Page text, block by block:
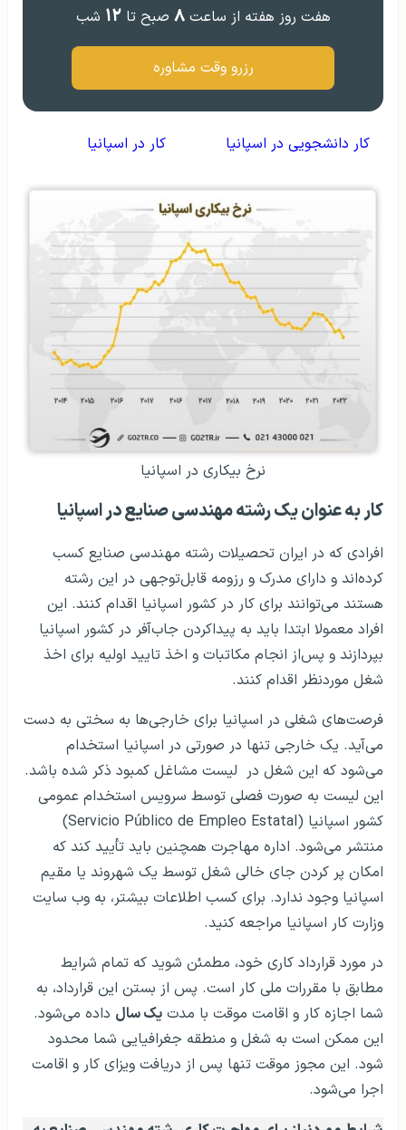
هفت روز هفته از ساعت۸ صبح تا۱۲ شب
رزرو وقت مشاوره
کار دانشجویی در اسپانیا کار در اسپانیا
نرخ بیکاری در اسپانیا
کار به عنوان یک رشته مهندسی صنایع در اسپانیا
افرادی که در ایران تحصیلات رشته مهندسی صنایع کسب
کرده‌اند و دارای مدرک و رزومه قابل‌توجهی در این رشته
هستند می‌توانند برای کار در کشور اسپانیا اقدام کنند. این
افراد معمولا ابتدا باید به پیداکردن جاب‌آفر در کشور اسپانیا
بپردازند و پس‌از انجام مکاتبات و اخذ تایید اولیه برای اخذ
شغل موردنظر اقدام کنند.
فرصت‌های شغلی در اسپانیا برای خارجی‌ها به سختی به دست
می‌آید. یک خارجی تنها در صورتی در اسپانیا استخدام
می‌شود که این شغل در لیست مشاغل کمبود ذکر شده باشد.
این لیست به صورت فصلی توسط سرویس استخدام عمومی
کشور اسپانیا (Servicio Público de Empleo Estatal)
منتشر می‌شود. اداره مهاجرت همچنین باید تأیید کند که
امکان پر کردن جای خالی شغل توسط یک شهروند یا مقیم
اسپانیا وجود ندارد. برای کسب اطلاعات بیشتر، به وب سایت
وزارت کار اسپانیا مراجعه کنید.
در مورد قرارداد کاری خود، مطمئن شوید که تمام شرایط
مطابق با مقررات ملی کار است. پس از بستن این قرارداد، به
شما اجازه کار و اقامت موقت با مدت یک سال داده می‌شود.
این ممکن است به شغل و منطقه جغرافیایی شما محدود
شود. این مجوز موقت تنها پس از دریافت ویزای کار و اقامت
اجرا می‌شود.